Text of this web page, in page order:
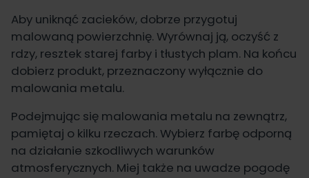
Aby uniknąć zacieków, dobrze przygotuj
malowaną powierzchnię. Wyrównaj ją, oczyść z
rdzy, resztek starej farby i tłustych plam. Na końcu
dobierz produkt, przeznaczony wyłącznie do
malowania metalu.
Podejmując się malowania metalu na zewnątrz,
pamiętaj o kilku rzeczach. Wybierz farbę odporną
na działanie szkodliwych warunków
atmosferycznych. Miej także na uwadze pogodę